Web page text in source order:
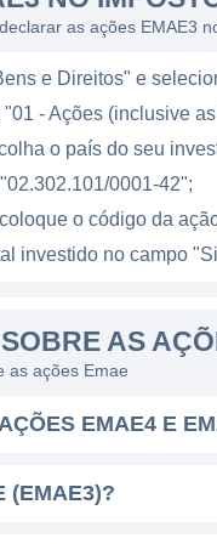
em
de energia e
incluindo geração,
que a EMAE
investe em
do uso
maior parte pelo
e o
as ações EMAE3
e Direitos" e
- Ações (inclusive
o país do seu
0001-42";
o código da
investido no campo
AS
as ações Emae
EMAE4 E
(EMAE3)?